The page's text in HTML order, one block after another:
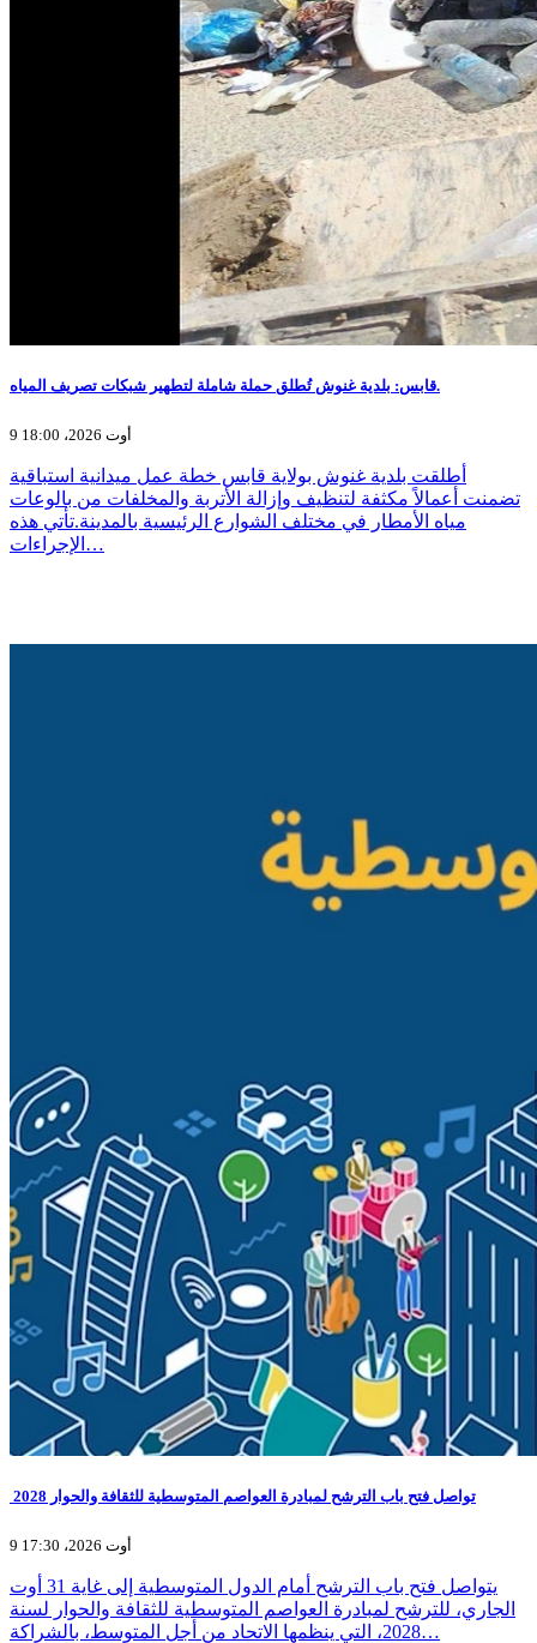
قابس: بلدية غنوش تُطلق حملة شاملة لتطهير شبكات تصريف المياه.
9 أوت 2026، 18:00
أطلقت بلدية غنوش بولاية قابس خطة عمل ميدانية استباقية
تضمنت أعمالاً مكثفة لتنظيف وإزالة الأتربة والمخلفات من بالوعات
مياه الأمطار في مختلف الشوارع الرئيسية بالمدينة.تأتي هذه
الإجراءات…
تواصل فتح باب الترشح لمبادرة العواصم المتوسطية للثقافة والحوار 2028
9 أوت 2026، 17:30
يتواصل فتح باب الترشح أمام الدول المتوسطية إلى غاية 31 أوت
الجاري، للترشح لمبادرة العواصم المتوسطية للثقافة والحوار لسنة
2028، التي ينظمها الاتحاد من أجل المتوسط، بالشراكة…